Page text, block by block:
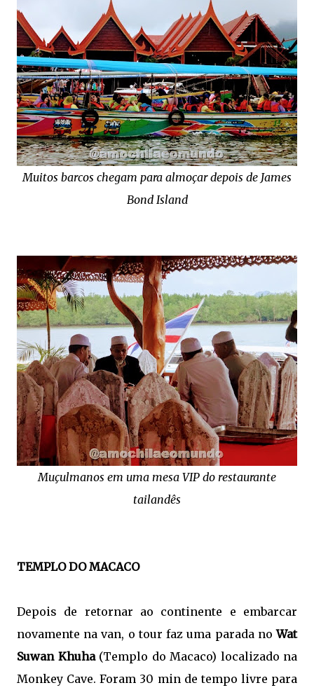
Muitos barcos chegam para almoçar depois de James
Bond Island
Muçulmanos em uma mesa VIP do restaurante
tailandês
TEMPLO DO MACACO
Depois de retornar ao continente e embarcar
novamente na van, o tour faz uma parada noWat
Suwan Khuha(Templo do Macaco) localizado na
Monkey Cave. Foram 30 min de tempo livre para